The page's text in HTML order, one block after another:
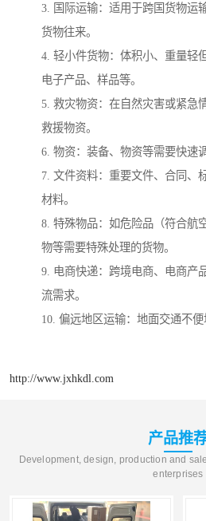
3. 国际运输：适用于跨国货物运
货物往来。
4. 轻小件货物：体积小、重量轻
电子产品、样品等。
5. 救灾物资：在自然灾害或紧急
救援物资。
6. 物资：装备、物资等需要快速
7. 文件资料：重要文件、合同、
材料。
8. 特殊物品：如危险品（符合航
物等需要特殊处理的货物。
9. 电商快递：跨境电商、电商产
流需求。
10. 偏远地区运输：地面交通不便
http://www.jxhkdl.com
产品推
Development, design, production and
enterprises